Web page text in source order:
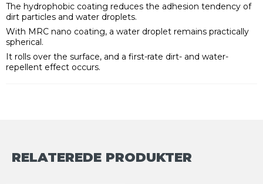
The hydrophobic coating reduces the adhesion tendency of
dirt particles and water droplets.
With MRC nano coating, a water droplet remains practically
spherical.
It rolls over the surface, and a first-rate dirt- and water-
repellent effect occurs.
RELATEREDE PRODUKTER